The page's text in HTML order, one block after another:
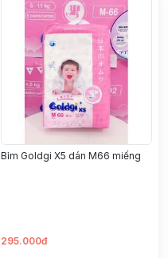
Bỉm Goldgi X5 dán M66 miếng
295.000đ